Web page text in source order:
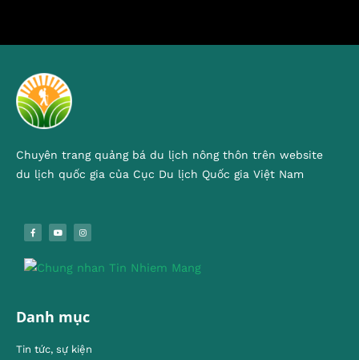
Chuyên trang quảng bá du lịch nông thôn trên website
du lịch quốc gia của Cục Du lịch Quốc gia Việt Nam
Danh mục
Tin tức, sự kiện